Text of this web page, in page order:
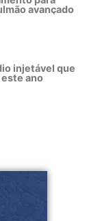
avançado
injetável que
este ano